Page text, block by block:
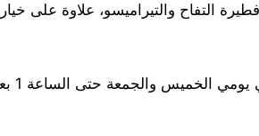
التفاح والتيراميسو، علاوة على
يوميا من الساعة 7 ونصف صباحا وحتى الساعة